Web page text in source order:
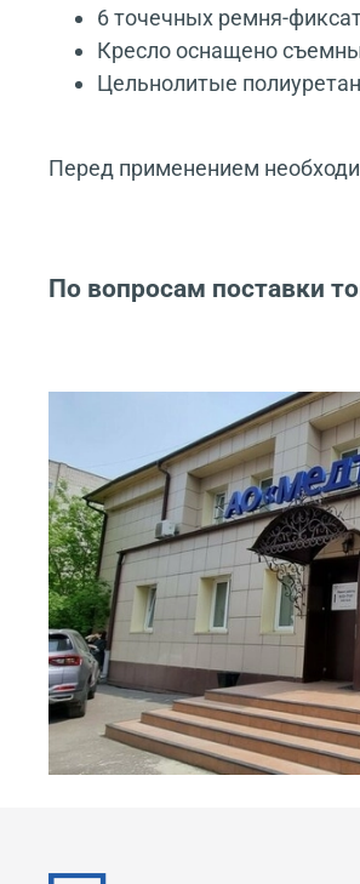
6 точечных ремня-
Кресло оснащено
Цельнолитые
Перед применением
По вопросам поставки